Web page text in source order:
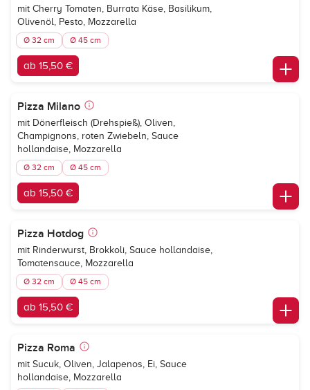
mit Cherry Tomaten, Burrata Käse, Basilikum,
Olivenöl, Pesto, Mozzarella
Ø 32 cm Ø 45 cm
ab 15,50 €
Pizza Milano
mit Dönerfleisch (Drehspieß), Oliven,
Champignons, roten Zwiebeln, Sauce
hollandaise, Mozzarella
Ø 32 cm Ø 45 cm
ab 15,50 €
Pizza Hotdog
mit Rinderwurst, Brokkoli, Sauce hollandaise,
Tomatensauce, Mozzarella
Ø 32 cm Ø 45 cm
ab 15,50 €
Pizza Roma
mit Sucuk, Oliven, Jalapenos, Ei, Sauce
hollandaise, Mozzarella